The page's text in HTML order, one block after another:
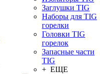
Заглушки TIG
Наборы для TIG
горелки
Головки TIG
горелок
Запасные части
TIG
+ ЕЩЕ